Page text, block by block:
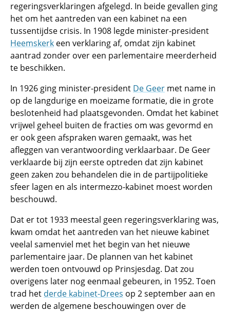
regeringsverklaringen afgelegd. In beide gevallen ging
het om het aantreden van een kabinet na een
tussentijdse crisis. In 1908 legde minister-president
Heemskerk een verklaring af, omdat zijn kabinet
aantrad zonder over een parlementaire meerderheid
te beschikken.
In 1926 ging minister-president De Geer met name in
op de langdurige en moeizame formatie, die in grote
beslotenheid had plaatsgevonden. Omdat het kabinet
vrijwel geheel buiten de fracties om was gevormd en
er ook geen afspraken waren gemaakt, was het
afleggen van verantwoording verklaarbaar. De Geer
verklaarde bij zijn eerste optreden dat zijn kabinet
geen zaken zou behandelen die in de partijpolitieke
sfeer lagen en als intermezzo-kabinet moest worden
beschouwd.
Dat er tot 1933 meestal geen regeringsverklaring was,
kwam omdat het aantreden van het nieuwe kabinet
veelal samenviel met het begin van het nieuwe
parlementaire jaar. De plannen van het kabinet
werden toen ontvouwd op Prinsjesdag. Dat zou
overigens later nog eenmaal gebeuren, in 1952. Toen
trad het derde kabinet-Drees op 2 september aan en
werden de algemene beschouwingen over de